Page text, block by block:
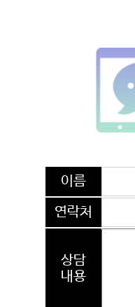
이름
연락처
상담
내용